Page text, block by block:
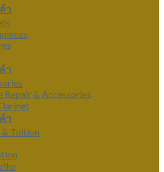
า
า
Repair & Accessories
า
Tuition